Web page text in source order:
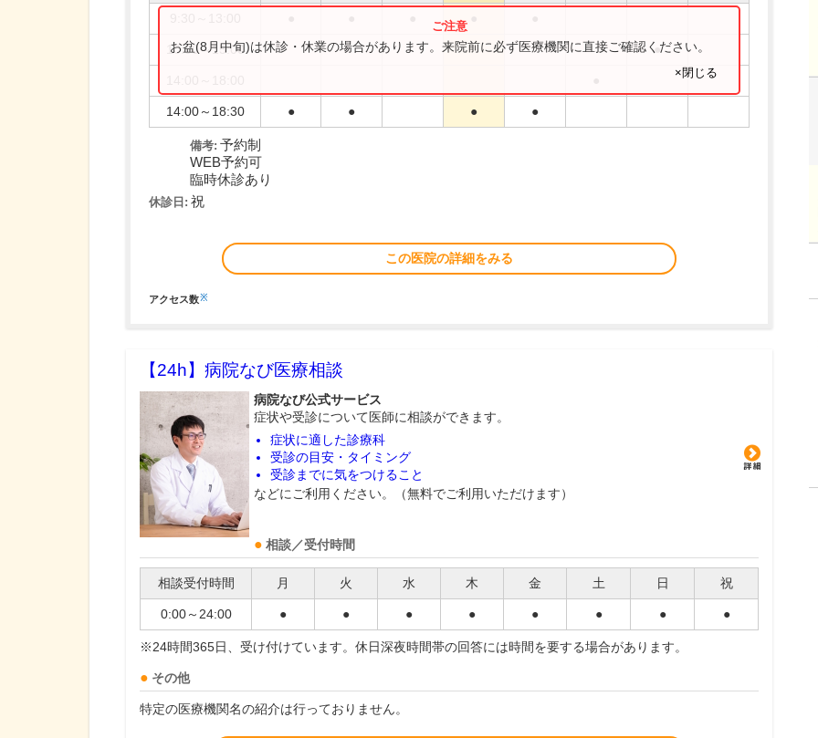
10:00～15:00 ●
14:00～18:30 ● ● ● ●
お盆(8月中旬)は休診・休業の場合があります。来院前に必ず医療機関に直接ご確認ください。
×閉じる
備考: 予約制
WEB予約可
臨時休診あり
休診日: 祝
この医院の詳細をみる
アクセス数※
【24h】 病院なび医療相談
病院なび公式サービス
症状や受診について医師に相談ができます。
症状に適した診療科
受診の目安・タイミング
受診までに気をつけること
などにご利用ください。（無料でご利用いただけます）
相談／受付時間
相談受付時間 月 火 水 木 金 土 日 祝
0:00～24:00 ● ● ● ● ● ● ● ●
※24時間365日、受け付けています。休日深夜時間帯の回答には時間を要する場合があります。
その他
特定の医療機関名の紹介は行っておりません。